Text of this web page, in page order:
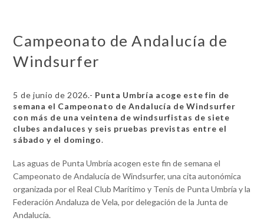
Campeonato de Andalucía de
Windsurfer
5 de junio de 2026.- Punta Umbría acoge este fin de
semana el Campeonato de Andalucía de Windsurfer
con más de una veintena de windsurfistas de siete
clubes andaluces y seis pruebas previstas entre el
sábado y el domingo.
Las aguas de Punta Umbría acogen este fin de semana el
Campeonato de Andalucía de Windsurfer, una cita autonómica
organizada por el Real Club Marítimo y Tenis de Punta Umbría y la
Federación Andaluza de Vela, por delegación de la Junta de
Andalucía.